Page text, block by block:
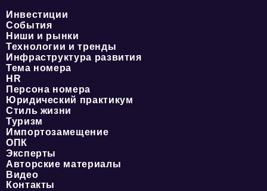
Инвестиции
События
Ниши и рынки
Технологии и тренды
Инфраструктура развития
Тема номера
HR
Персона номера
Юридический практикум
Стиль жизни
Туризм
Импортозамещение
ОПК
Эксперты
Авторские материалы
Видео
Контакты